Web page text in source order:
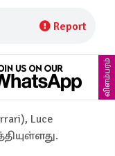
Report
விளம்பரம்
Luce